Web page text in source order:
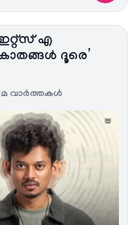
ഇറ്റ്സ് എ
ദൂരെ’
വാര്‍ത്തകള്‍